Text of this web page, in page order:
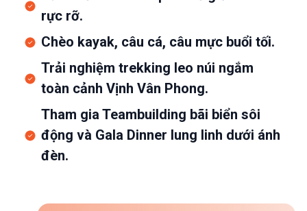
rực rỡ.
Chèo kayak, câu cá, câu mực buổi tối.
Trải nghiệm trekking leo núi ngắm
toàn cảnh Vịnh Vân Phong.
Tham gia Teambuilding bãi biển sôi
động và Gala Dinner lung linh dưới ánh
đèn.